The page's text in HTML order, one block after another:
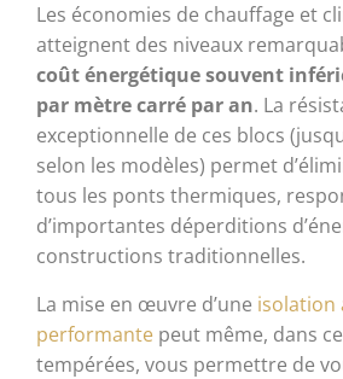
Les économies de chauffage et
atteignent des niveaux
coût énergétique souvent
par mètre carré par an. La
exceptionnelle de ces blocs
selon les modèles) permet
tous les ponts thermiques,
d’importantes déperditions
constructions traditionnelles.
La mise en œuvre d’une isolation
performante peut même, dans
tempérées, vous permettre de